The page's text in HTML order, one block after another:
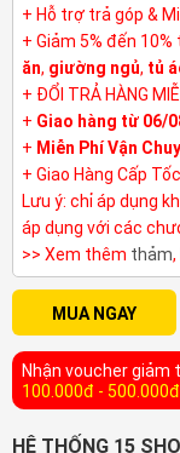
+ Hỗ trợ trả góp &
+ Giảm 5% đến
ăn, giường ngủ, tủ
+ ĐỔI TRẢ HÀNG
+ Giao hàng từ 06/
+ Miễn Phí Vận
+ Giao Hàng Cấp
Lưu ý: chỉ áp dụng
áp dụng với các
>> Xem thêm thảm,
MUA NGAY
Nhận voucher giảm
100.000đ - 500.000đ
HỆ THỐNG 15